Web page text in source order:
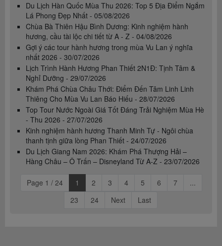
Du Lịch Hàn Quốc Mùa Thu 2026: Top 5 Địa Điểm Ngắm
Lá Phong Đẹp Nhất - 05/08/2026
Chùa Bà Thiên Hậu Bình Dương: Kinh nghiệm hành
hương, cầu tài lộc chi tiết từ A - Z - 04/08/2026
Gợi ý các tour hành hương trong mùa Vu Lan ý nghĩa
nhất 2026 - 30/07/2026
Lịch Trình Hành Hương Phan Thiết 2N1Đ: Tịnh Tâm &
Nghỉ Dưỡng - 29/07/2026
Khám Phá Chùa Châu Thới: Điểm Đến Tâm Linh Linh
Thiêng Cho Mùa Vu Lan Báo Hiếu - 28/07/2026
Top Tour Nước Ngoài Giá Tốt Đáng Trải Nghiệm Mùa Hè
- Thu 2026 - 27/07/2026
Kinh nghiệm hành hương Thanh Minh Tự - Ngôi chùa
thanh tịnh giữa lòng Phan Thiết - 24/07/2026
Du Lịch Giang Nam 2026: Khám Phá Thượng Hải –
Hàng Châu – Ô Trấn – Disneyland Từ A-Z - 23/07/2026
Page 1 / 24 1 2 3 4 5 6 7
...
23
24 Next Last